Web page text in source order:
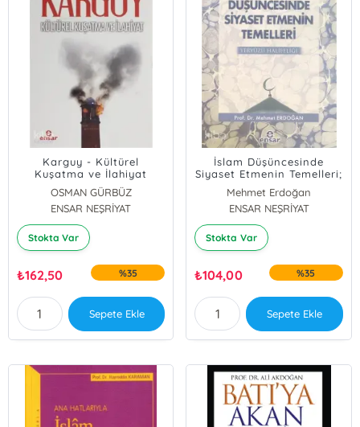
Karguy - Kültürel
Kuşatma ve İlahiyat
OSMAN GÜRBÜZ
ENSAR NEŞRİYAT
Stokta Var
₺162,50 %35
Sepete Ekle
İslam Düşüncesinde
Siyaset Etmenin Temelleri;
Yeryüzü Halifeliği
Mehmet Erdoğan
ENSAR NEŞRİYAT
Stokta Var
₺104,00 %35
Sepete Ekle